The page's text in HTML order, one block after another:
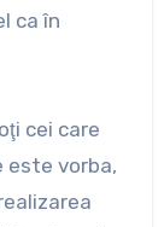
ca în
cei care
este vorba,